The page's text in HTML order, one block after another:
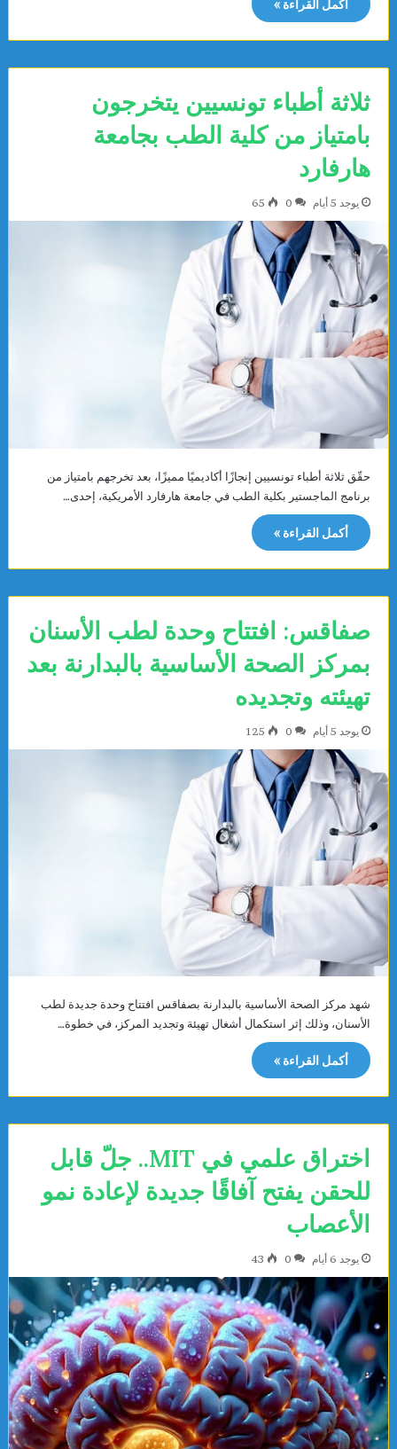
أكمل القراءة »
ثلاثة أطباء تونسيين يتخرجون
بامتياز من كلية الطب بجامعة
هارفارد
يوجد 5 أيام 0
65
حقّق ثلاثة أطباء تونسيين إنجازًا أكاديميًا مميزًا، بعد تخرجهم بامتياز من
برنامج الماجستير بكلية الطب في جامعة هارفارد الأمريكية، إحدى…
أكمل القراءة »
صفاقس: افتتاح وحدة لطب الأسنان
بمركز الصحة الأساسية بالبدارنة بعد
تهيئته وتجديده
يوجد 5 أيام 0
125
شهد مركز الصحة الأساسية بالبدارنة بصفاقس افتتاح وحدة جديدة لطب
الأسنان، وذلك إثر استكمال أشغال تهيئة وتجديد المركز، في خطوة…
أكمل القراءة »
اختراق علمي في MIT.. جلّ قابل
للحقن يفتح آفاقًا جديدة لإعادة نمو
الأعصاب
يوجد 6 أيام 0
43